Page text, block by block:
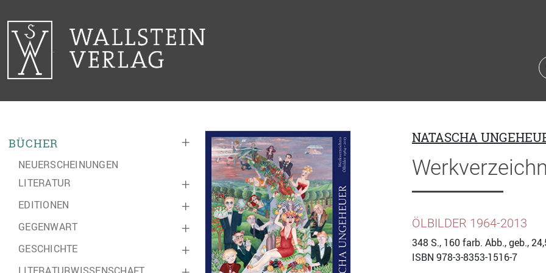
+
BÜCHER
NEUERSCHEINUNGEN
+
LITERATUR
+
EDITIONEN
+
GEGENWART
+
GESCHICHTE
NATASCHA
ÖLBILDER 1964-2013
348 S., 160 farb. Abb., geb.,
ISBN 978-3-8353-1516-7